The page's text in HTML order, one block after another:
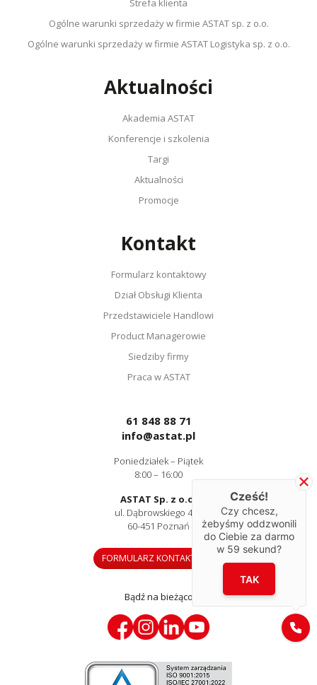
Strefa klienta
Ogólne warunki sprzedaży w firmie ASTAT sp. z o.o.
Ogólne warunki sprzedaży w firmie ASTAT Logistyka sp. z o.o.
Aktualności
Akademia ASTAT
Konferencje i szkolenia
Targi
Aktualności
Promocje
Kontakt
Formularz kontaktowy
Dział Obsługi Klienta
Przedstawiciele Handlowi
Product Managerowie
Siedziby firmy
Praca w ASTAT
61 848 88 71
info@astat.pl
Poniedziałek – Piątek
8:00 – 16:00
ASTAT Sp. z o.o.
ul. Dąbrowskiego 441
60-451 Poznań
FORMULARZ KONTAKTOWY
Bądź na bieżąco
Cześć!
Czy chcesz,
żebyśmy oddzwonili
do Ciebie za darmo
w 59 sekund?
TAK